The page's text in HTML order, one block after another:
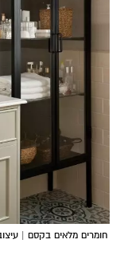
חומרים מלאים בקסם |